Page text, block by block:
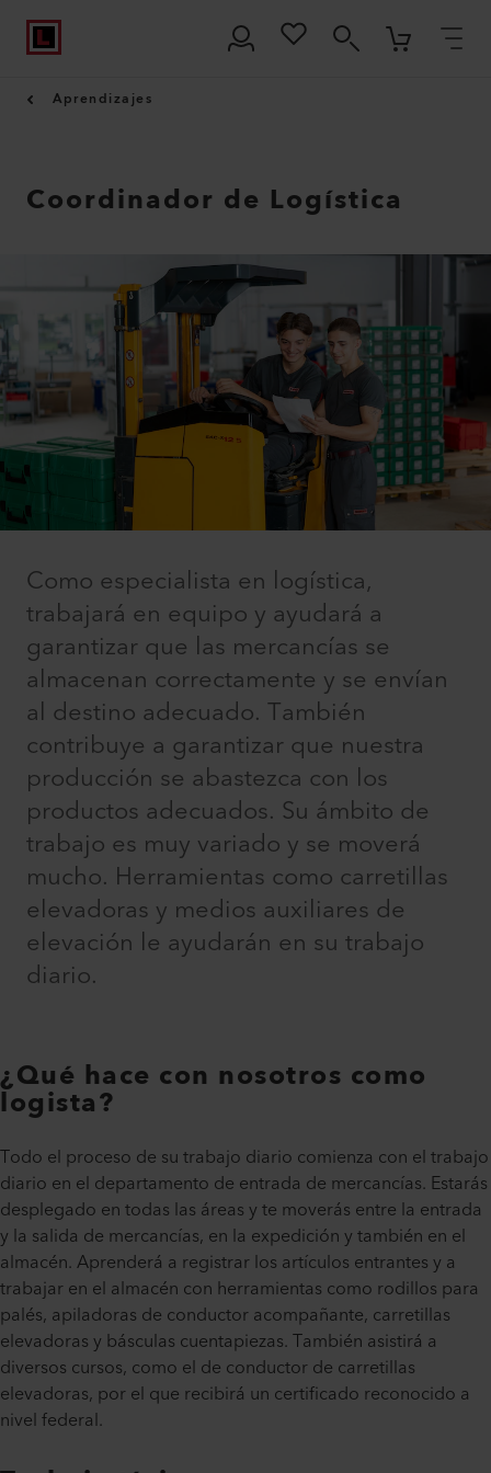
Aprendizajes
Coordinador de Logística
Como especialista en logística,
trabajará en equipo y ayudará a
garantizar que las mercancías se
almacenan correctamente y se envían
al destino adecuado. También
contribuye a garantizar que nuestra
producción se abastezca con los
productos adecuados. Su ámbito de
trabajo es muy variado y se moverá
mucho. Herramientas como carretillas
elevadoras y medios auxiliares de
elevación le ayudarán en su trabajo
diario.
¿Qué hace con nosotros como
logista?
Todo el proceso de su trabajo diario comienza con el trabajo
diario en el departamento de entrada de mercancías. Estarás
desplegado en todas las áreas y te moverás entre la entrada
y la salida de mercancías, en la expedición y también en el
almacén. Aprenderá a registrar los artículos entrantes y a
trabajar en el almacén con herramientas como rodillos para
palés, apiladoras de conductor acompañante, carretillas
elevadoras y básculas cuentapiezas. También asistirá a
diversos cursos, como el de conductor de carretillas
elevadoras, por el que recibirá un certificado reconocido a
nivel federal.